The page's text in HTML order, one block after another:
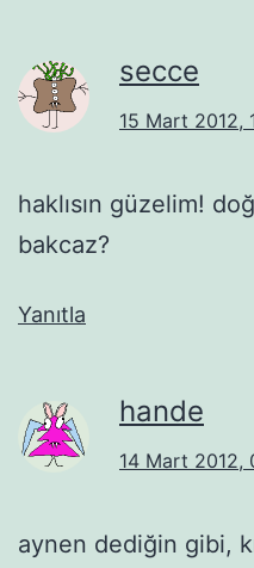
secce
15 Mart 2012,
haklısın güzelim!
bakcaz?
Yanıtla
hande
14 Mart 2012,
aynen dediğin gibi,